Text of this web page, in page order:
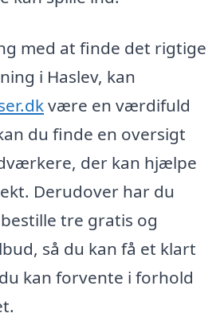
med at finde det rigtige
i Haslev, kan
være en værdifuld
du finde en oversigt
der kan hjælpe
Derudover har du
tre gratis og
så du kan få et klart
kan forvente i forhold